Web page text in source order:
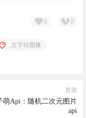
0 0
文字转图像
资源
萌Api：随机二次元图片
api